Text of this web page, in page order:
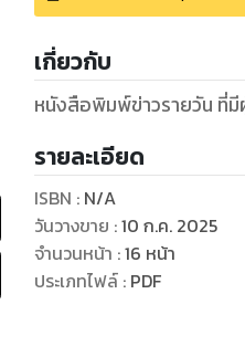
เกี่ยวกับ
หนังสือพิมพ์ข่าวรายวัน ที่มี
รายละเอียด
ISBN : N/A
วันวางขาย :10 ก.ค. 2025
จำนวนหน้า :16 หน้า
ประเภทไฟล์: PDF